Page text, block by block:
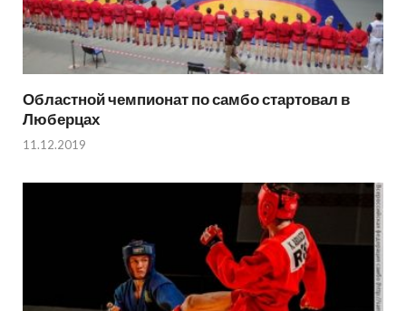
Областной чемпионат по самбо стартовал в
Люберцах
11.12.2019